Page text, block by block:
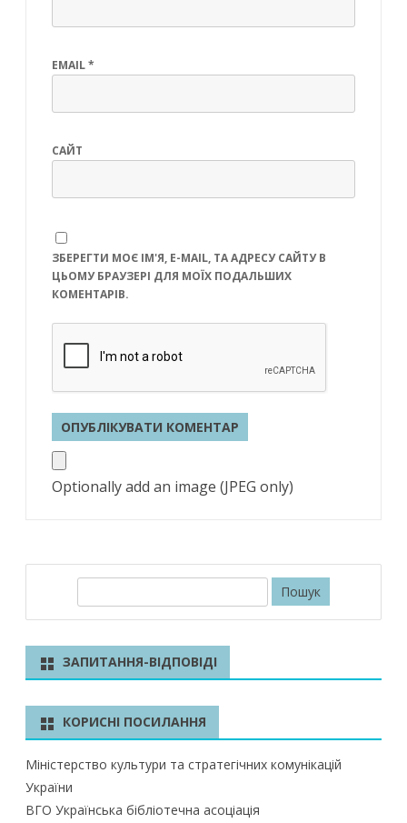
EMAIL*
САЙТ
ЗБЕРЕГТИ МОЄ ІМ'Я, E-MAIL, ТА АДРЕСУ САЙТУ В
ЦЬОМУ БРАУЗЕРІ ДЛЯ МОЇХ ПОДАЛЬШИХ
КОМЕНТАРІВ.
Optionally add an image (JPEG only)
к
ЗАПИТАННЯ-ВІДПОВІДІ
КОРИСНІ ПОСИЛАННЯ
Міністерство культури та стратегічних комунікацій
України
ВГО Українська бібліотечна асоціація